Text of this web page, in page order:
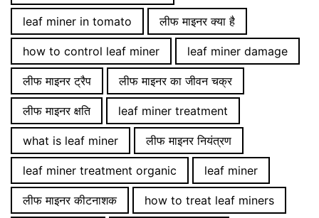
leaf miner in tomato लीफ माइनर क्या है
how to control leaf miner leaf miner damage
लीफ माइनर ट्रैप लीफ माइनर का जीवन चक्र
लीफ माइनर क्षति leaf miner treatment
what is leaf miner लीफ माइनर नियंत्रण
leaf miner treatment organic leaf miner
लीफ माइनर कीटनाशक how to treat leaf miners